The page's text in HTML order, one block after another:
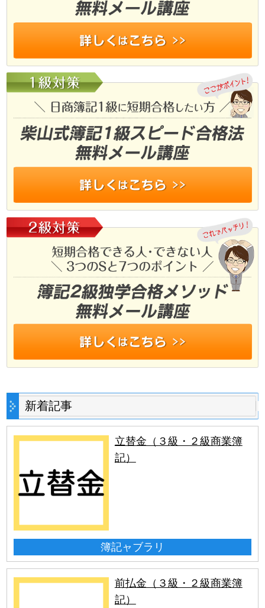
新着記事
立替金（３級・２級商業簿
記）
簿記ャブラリ
前払金（３級・２級商業簿
記）